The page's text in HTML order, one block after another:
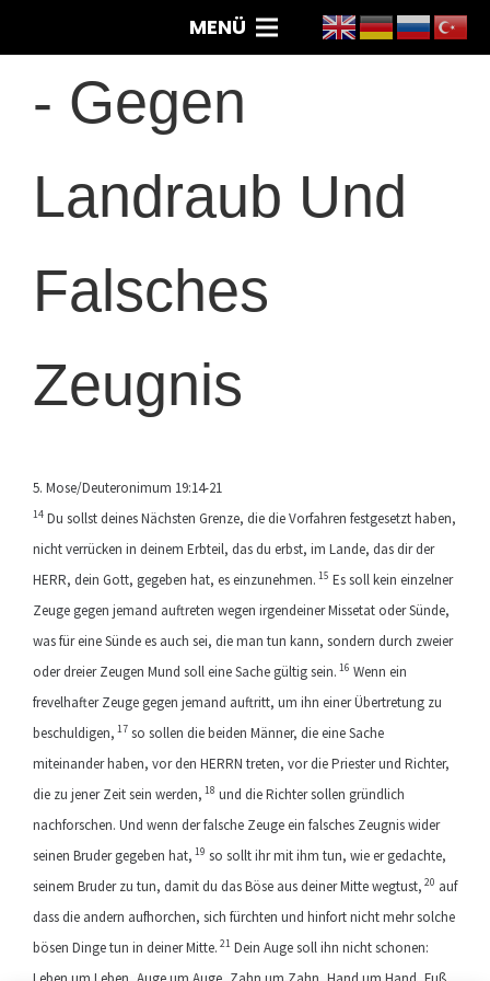
MENÜ
- Gegen
Landraub Und
Falsches
Zeugnis
5. Mose/Deuteronimum 19:14-21
14 Du sollst deines Nächsten Grenze, die die Vorfahren festgesetzt haben,
nicht verrücken in deinem Erbteil, das du erbst, im Lande, das dir der
HERR, dein Gott, gegeben hat, es einzunehmen. 15 Es soll kein einzelner
Zeuge gegen jemand auftreten wegen irgendeiner Missetat oder Sünde,
was für eine Sünde es auch sei, die man tun kann, sondern durch zweier
oder dreier Zeugen Mund soll eine Sache gültig sein. 16 Wenn ein
frevelhafter Zeuge gegen jemand auftritt, um ihn einer Übertretung zu
beschuldigen, 17 so sollen die beiden Männer, die eine Sache
miteinander haben, vor den HERRN treten, vor die Priester und Richter,
die zu jener Zeit sein werden, 18 und die Richter sollen gründlich
nachforschen. Und wenn der falsche Zeuge ein falsches Zeugnis wider
seinen Bruder gegeben hat, 19 so sollt ihr mit ihm tun, wie er gedachte,
seinem Bruder zu tun, damit du das Böse aus deiner Mitte wegtust, 20 auf
dass die andern aufhorchen, sich fürchten und hinfort nicht mehr solche
bösen Dinge tun in deiner Mitte. 21 Dein Auge soll ihn nicht schonen: